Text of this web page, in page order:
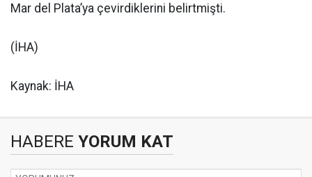
Mar del Plata’ya çevirdiklerini belirtmişti.
(İHA)
Kaynak: İHA
HABERE YORUM KAT